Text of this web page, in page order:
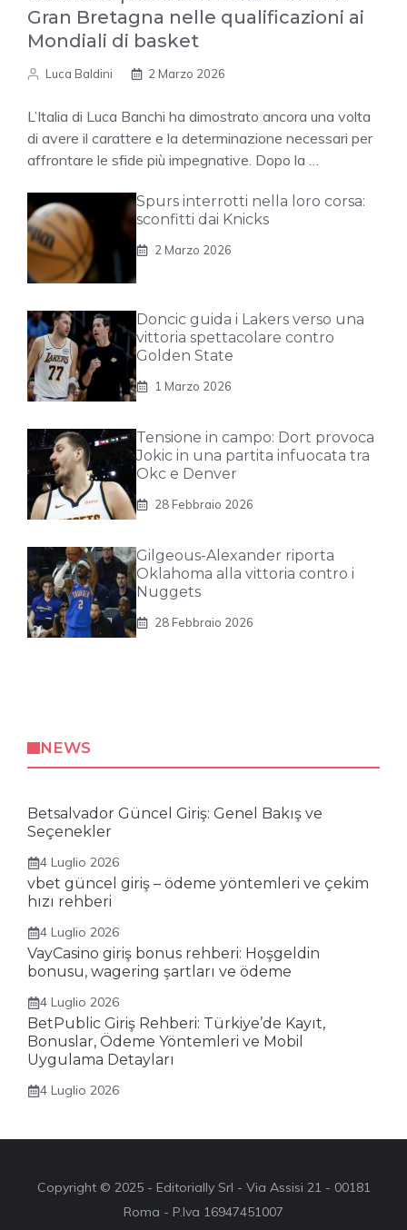
Gran Bretagna nelle qualificazioni ai
Mondiali di basket
Luca Baldini 2 Marzo 2026
L’Italia di Luca Banchi ha dimostrato ancora una volta
di avere il carattere e la determinazione necessari per
affrontare le sfide più impegnative. Dopo la …
Spurs interrotti nella loro corsa:
sconfitti dai Knicks
2 Marzo 2026
Doncic guida i Lakers verso una
vittoria spettacolare contro
Golden State
1 Marzo 2026
Tensione in campo: Dort provoca
Jokic in una partita infuocata tra
Okc e Denver
28 Febbraio 2026
Gilgeous-Alexander riporta
Oklahoma alla vittoria contro i
Nuggets
28 Febbraio 2026
NEWS
Betsalvador Güncel Giriş: Genel Bakış ve
Seçenekler
4 Luglio 2026
vbet güncel giriş – ödeme yöntemleri ve çekim
hızı rehberi
4 Luglio 2026
VayCasino giriş bonus rehberi: Hoşgeldin
bonusu, wagering şartları ve ödeme
4 Luglio 2026
BetPublic Giriş Rehberi: Türkiye’de Kayıt,
Bonuslar, Ödeme Yöntemleri ve Mobil
Uygulama Detayları
4 Luglio 2026
Copyright © 2025 - Editorially Srl - Via Assisi 21 - 00181
Roma - P.Iva 16947451007